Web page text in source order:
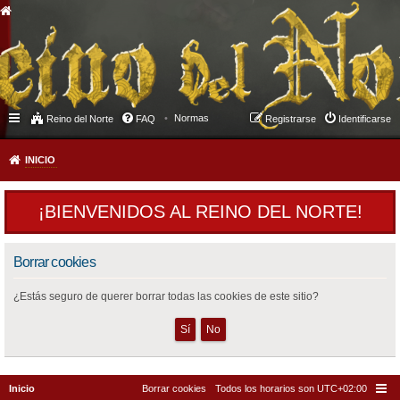
Reino del Norte FAQ Normas Identificarse
Registrarse
INICIO
¡BIENVENIDOS AL REINO DEL NORTE!
Borrar cookies
¿Estás seguro de querer borrar todas las cookies de este sitio?
Inicio Todos los horarios son UTC+02:00
Borrar cookies